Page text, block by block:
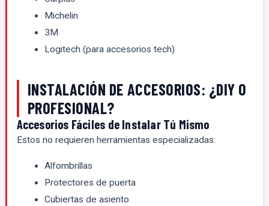
Michelin
3M
Logitech (para accesorios tech)
INSTALACIÓN DE ACCESORIOS: ¿DIY O
PROFESIONAL?
Accesorios Fáciles de Instalar Tú Mismo
Estos no requieren herramientas especializadas:
Alfombrillas
Protectores de puerta
Cubiertas de asiento